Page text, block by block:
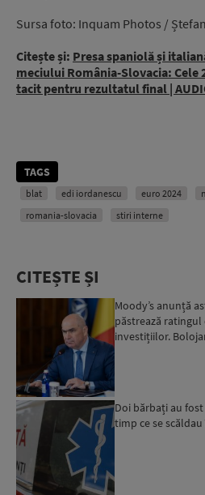
Sursa foto: Inquam Photos /
Citește și: Presa spaniolă și
meciului România-Slovacia: Cele
tacit pentru rezultatul final |
TAGS
blat edi iordanescu euro 2024
romania-slovacia
stiri interne
CITEȘTE ȘI
Moody’s anunță
păstrează
investițiilor.
Doi bărbați au
timp ce se